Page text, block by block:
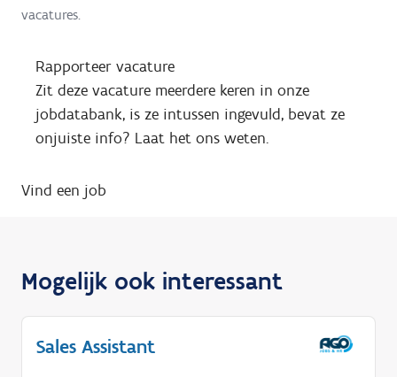
vacatures.
Rapporteer vacature
Zit deze vacature meerdere keren in onze
jobdatabank, is ze intussen ingevuld, bevat ze
onjuiste info? Laat het ons weten.
Vind een job
Mogelijk ook interessant
Sales Assistant